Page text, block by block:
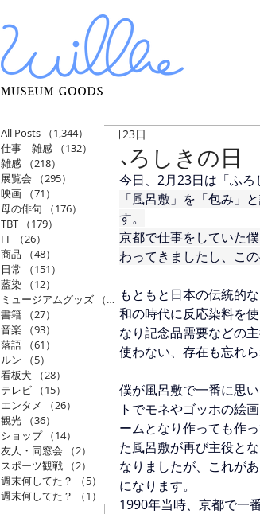
ふろしきの日
2月23日
今日、2月23日は「ふろ
「風呂敷」を「包み」
す。
京都で仕事をしていた
わってきましたし、こ
もともと日本の伝統的
和の時代に反応染料を
なり記念品需要などの
使わない、存在も忘れ
僕が風呂敷で一番に思
トでモネやゴッホの絵
ームとなり作っても作
た風呂敷が再び主役と
なりましたが、これが
になります。
1990年当時、京都で一
All Posts （1,344）
1,344件の記事
仕事 雑感
（132）
132件の記事
雑感
（218）
展覧会
（295）
295件の記事
映画
（71）
母の俳句
（176）
176件の記事
TBT
（179）
FF
（26）
商品
（48）
日常
（151）
藍染
（12）
ミュージアムグッズ
（114）
114件の記事
書籍
（27）
音楽
（93）
落語
（61）
ルン
（5）
看板犬
（28）
テレビ
（15）
エンタメ
（26）
26件の記事
観光
（36）
ショップ
（14）
友人・同窓会
（2）
2件の記事
スポーツ観戦
（2）
2件の記事
週末何してた？
（5）
5件の記事
週末何してた？
（1） 1件の記事